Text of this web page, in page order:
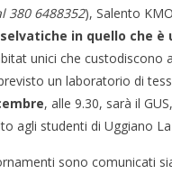
380 6488352), Salento
in quello che
unici che
un laboratorio di
, alle 9.30, sarà il
agli studenti di Uggiano La
sono comunicati